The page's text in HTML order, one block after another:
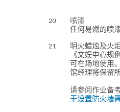
20
喷漆
任何易燃的喷
21
明火蜡烛及火
《文娱中心规
可在场地使用
馆经理将保留
请参阅作业备考
于设置防火墙